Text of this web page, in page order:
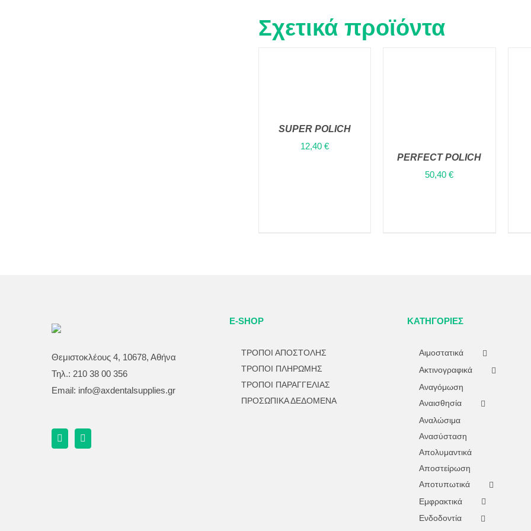
Σχετικά προϊόντα
ΠΡΟΣΘΉΚΗ ΣΤΟ
VIEW
SUPER POLICH
12,40€
ΠΡΟΣΘΉΚΗ ΣΤΟ
PERFECT POLICH
50,40€
Θεμιστοκλέους 4, 10678, Αθήνα
Τηλ.: 210 38 00 356
Email: info@axdentalsupplies.gr
E-SHOP
ΤΡΟΠΟΙ ΑΠΟΣΤΟΛΗΣ
ΤΡΟΠΟΙ ΠΛΗΡΩΜΗΣ
ΤΡΟΠΟΙ ΠΑΡΑΓΓΕΛΙΑΣ
ΠΡΟΣΩΠΙΚΑ ΔΕΔΟΜΕΝΑ
ΚΑΤΗΓΟΡΊΕΣ
Αιμοστατικά
Ακτινογραφικά
Αναγόμωση
Αναισθησία
Αναλώσιμα
Ανασύσταση
Απολυμαντικά
Αποστείρωση
Αποτυπωτικά
Εμφρακτικά
Ενδοδοντία